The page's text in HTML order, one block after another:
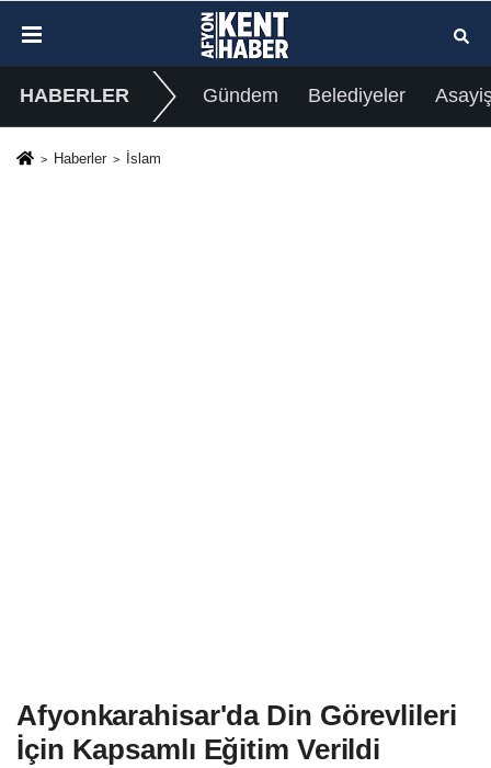
HABERLER Gündem Belediyeler
Haberler İslam
Afyonkarahisar'da Din Görevlileri
İçin Kapsamlı Eğitim Verildi